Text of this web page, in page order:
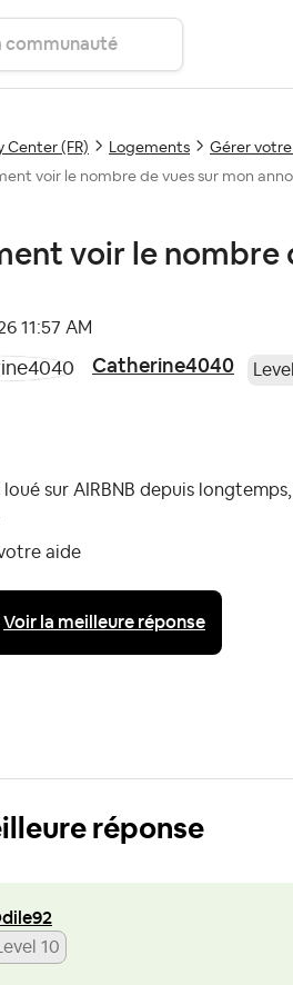
Center (FR) Logements
Gérer
voir le nombre de vues sur mon
voir le nombre
11:57 AM
Catherine4040
loué sur AIRBNB depuis
aide
Voir la meilleure réponse
réponse
Level 10